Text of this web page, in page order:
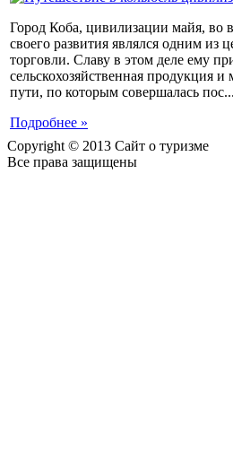
Город Коба, цивилизации майя, во
своего развития являлся одним из
торговли. Славу в этом деле ему
сельскохозяйственная продукция и
пути, по которым совершалась пос...
Подробнее »
Copyright © 2013 Сайт о туризме
Все права защищены